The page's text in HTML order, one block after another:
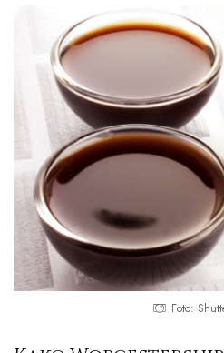
Foto: